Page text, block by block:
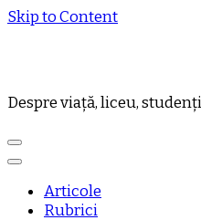
Skip to Content
Despre viață, liceu,
Articole
Rubrici